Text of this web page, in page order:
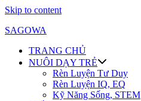
Skip to content
SAGOWA
TRANG CHỦ
NUÔI DẠY TRẺ
Rèn Luyện Tư Duy
Rèn Luyện IQ, EQ
Kỹ Năng Sống, STEM